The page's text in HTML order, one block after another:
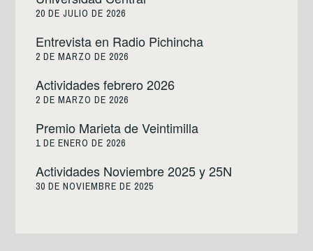
20 DE JULIO DE 2026
Entrevista en Radio Pichincha
2 DE MARZO DE 2026
Actividades febrero 2026
2 DE MARZO DE 2026
Premio Marieta de Veintimilla
1 DE ENERO DE 2026
Actividades Noviembre 2025 y 25N
30 DE NOVIEMBRE DE 2025